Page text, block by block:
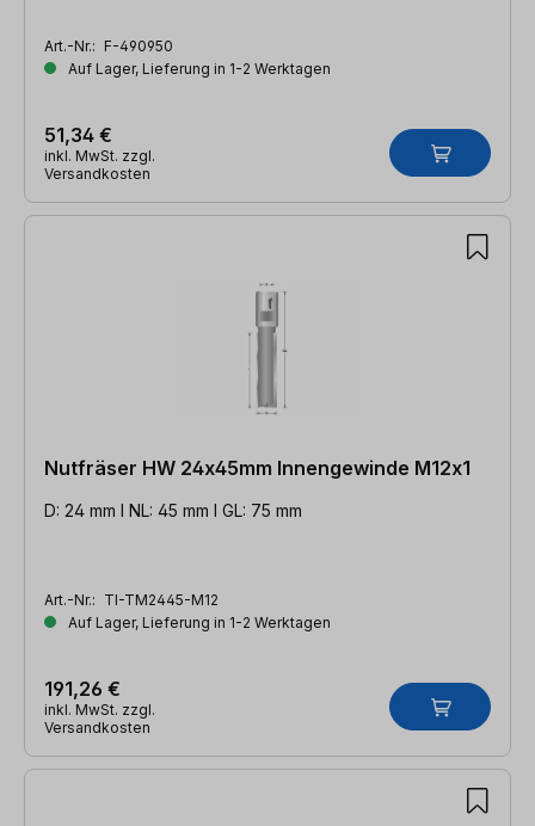
Art.-Nr.: F-490950
Auf Lager, Lieferung in 1-2 Werktagen
51,34 €
inkl. MwSt. zzgl.
Versandkosten
Nutfräser HW 24x45mm Innengewinde M12x1
D: 24 mm l NL: 45 mm l GL: 75 mm
Art.-Nr.: TI-TM2445-M12
Auf Lager, Lieferung in 1-2 Werktagen
191,26 €
inkl. MwSt. zzgl.
Versandkosten